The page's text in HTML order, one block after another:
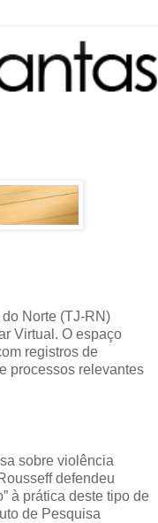
Norte (TJ-RN)
Virtual. O espaço
registros de
processos relevantes
sobre violência
defendeu
à prática deste tipo de
de Pesquisa